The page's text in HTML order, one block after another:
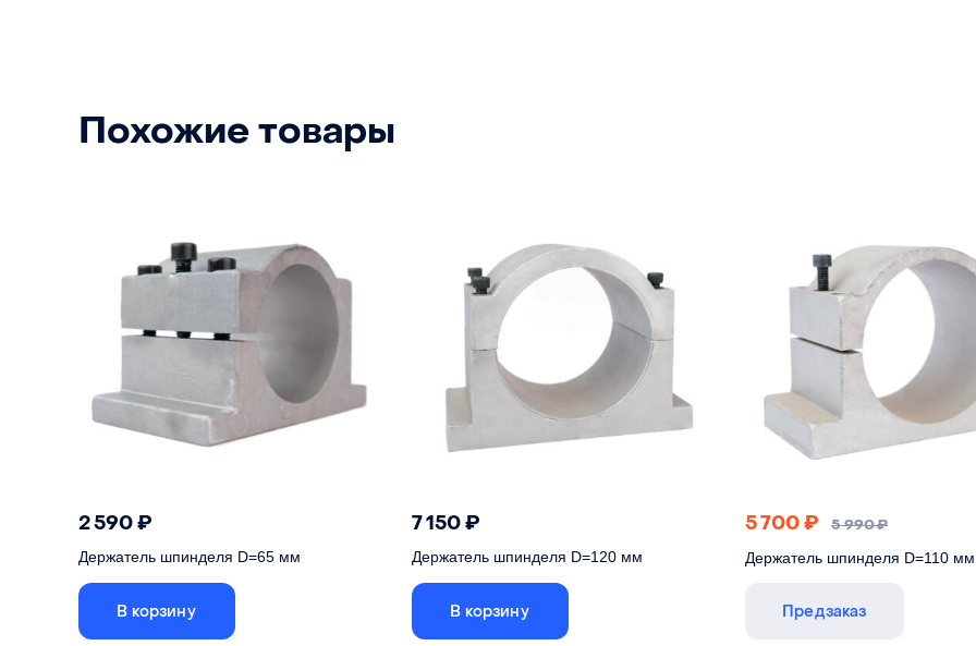
Похожие товары
2 590₽
Держатель шпинделя D=65 мм
В корзину
7 150₽
Держатель шпинделя D=120 мм
В корзину
5 700₽ 5 990₽
Держатель шпинделя D=110 мм
Предзаказ